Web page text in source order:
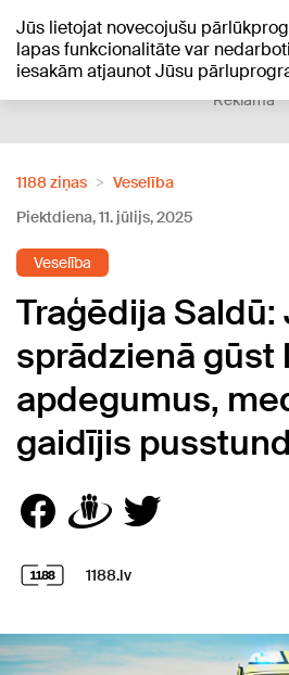
Jūs lietojat novecojušu
lapas funkcionalitāte var
iesakām atjaunot Jūsu
+19°C
Reklāma
1188 ziņas
Veselība
Piektdiena, 11. jūlijs, 2025
Veselība
Traģēdija
sprādzienā gūst
apdegumus,
gaidījis
1188.lv